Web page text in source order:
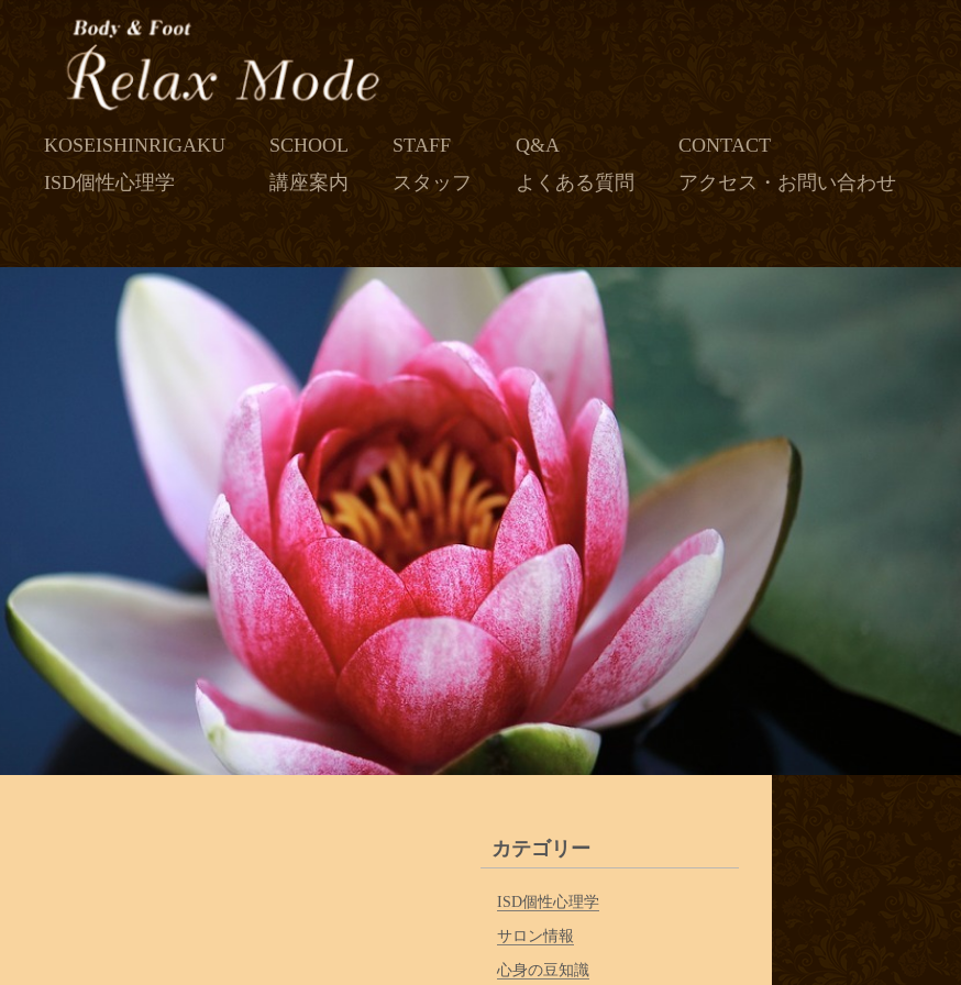
KOSEISHINRIGAKU
ISD個性心理学
SCHOOL
講座案内
STAFF
スタッフ
Q&A
よくある質問
CONTACT
アクセス・お問い合わせ
カテゴリー
ISD個性心理学
サロン情報
心身の豆知識